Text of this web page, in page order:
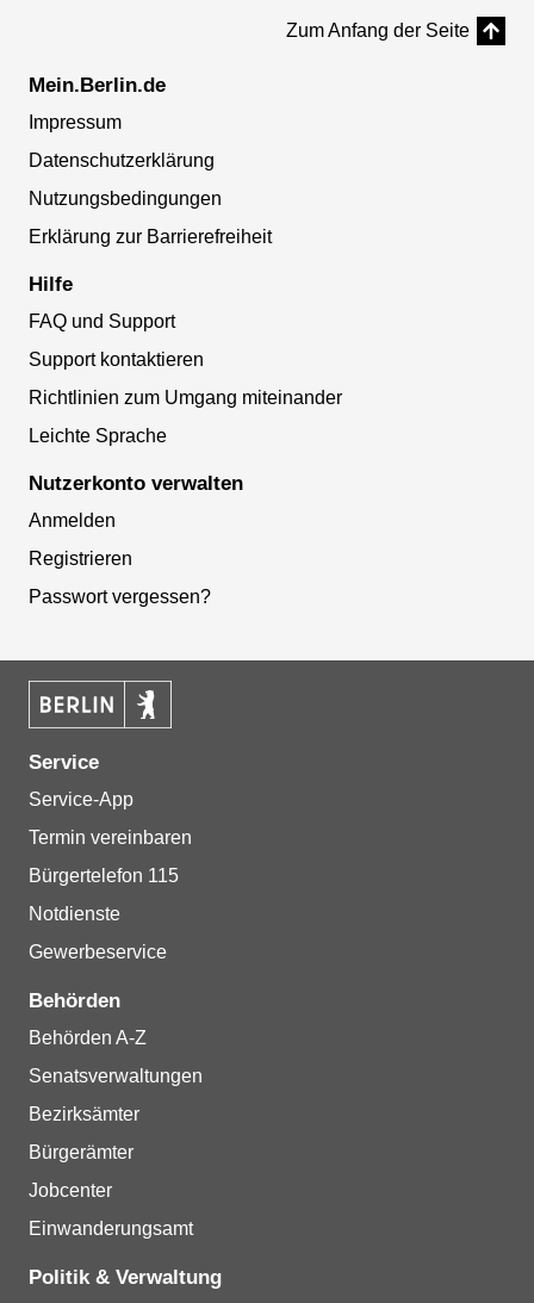
Zum Anfang der Seite
Mein.Berlin.de
Impressum
Datenschutzerklärung
Nutzungsbedingungen
Erklärung zur Barrierefreiheit
Hilfe
FAQ und Support
Support kontaktieren
Richtlinien zum Umgang miteinander
Leichte Sprache
Nutzerkonto verwalten
Anmelden
Registrieren
Passwort vergessen?
Service
Service-App
Termin vereinbaren
Bürgertelefon 115
Notdienste
Gewerbeservice
Behörden
Behörden A-Z
Senatsverwaltungen
Bezirksämter
Bürgerämter
Jobcenter
Einwanderungsamt
Politik & Verwaltung